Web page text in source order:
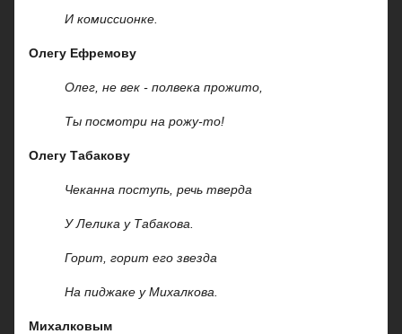
И комиссионке.
Олегу Ефремову
Олег, не век - полвека прожито,
Ты посмотри на рожу-то!
Олегу Табакову
Чеканна поступь, речь тверда
У Лелика у Табакова.
Горит, горит его звезда
На пиджаке у Михалкова.
Михалковым